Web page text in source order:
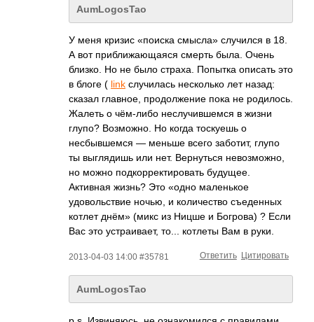
AumLogosTao
У меня кризис «поиска смысла» случился в 18.
А вот приближающаяся смерть была. Очень
близко. Но не было страха. Попытка описать это
в блоге ( link случилась несколько лет назад:
сказал главное, продолжение пока не родилось.
Жалеть о чём-либо неслучившемся в жизни
глупо? Возможно. Но когда тоскуешь о
несбывшемся — меньше всего заботит, глупо
ты выглядишь или нет. Вернуться невозможно,
но можно подкорректироват­ь будущее.
Активная жизнь? Это «одно маленькое
удовольствие ночью, и количество съеденных
котлет днём» (микс из Ницше и Богрова) ? Если
Вас это устраивает, то... котлеты Вам в руки.
2013-04-03 14:00 #35781 Цитировать
Ответить
AumLogosTao